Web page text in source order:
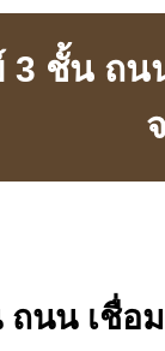
ชั้น ถน
นน เชื่อ